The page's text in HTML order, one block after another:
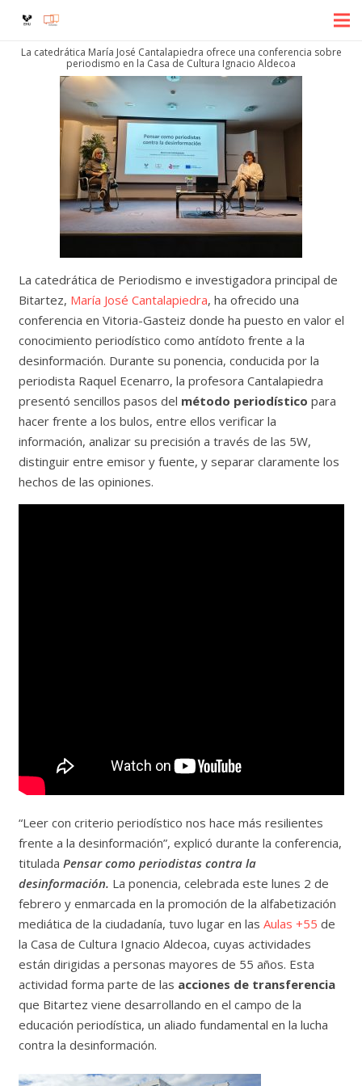
La catedrática María José Cantalapiedra ofrece una conferencia sobre
periodismo en la Casa de Cultura Ignacio Aldecoa
La catedrática de Periodismo e investigadora principal de
Bitartez, María José Cantalapiedra, ha ofrecido una
conferencia en Vitoria-Gasteiz donde ha puesto en valor el
conocimiento periodístico como antídoto frente a la
desinformación. Durante su ponencia, conducida por la
periodista Raquel Ecenarro, la profesora Cantalapiedra
presentó sencillos pasos del método periodístico para
hacer frente a los bulos, entre ellos verificar la
información, analizar su precisión a través de las 5W,
distinguir entre emisor y fuente, y separar claramente los
hechos de las opiniones.
“Leer con criterio periodístico nos hace más resilientes
frente a la desinformación”, explicó durante la conferencia,
titulada Pensar como periodistas contra la
desinformación. La ponencia, celebrada este lunes 2 de
febrero y enmarcada en la promoción de la alfabetización
mediática de la ciudadanía, tuvo lugar en las Aulas +55 de
la Casa de Cultura Ignacio Aldecoa, cuyas actividades
están dirigidas a personas mayores de 55 años. Esta
actividad forma parte de las acciones de transferencia
que Bitartez viene desarrollando en el campo de la
educación periodística, un aliado fundamental en la lucha
contra la desinformación.